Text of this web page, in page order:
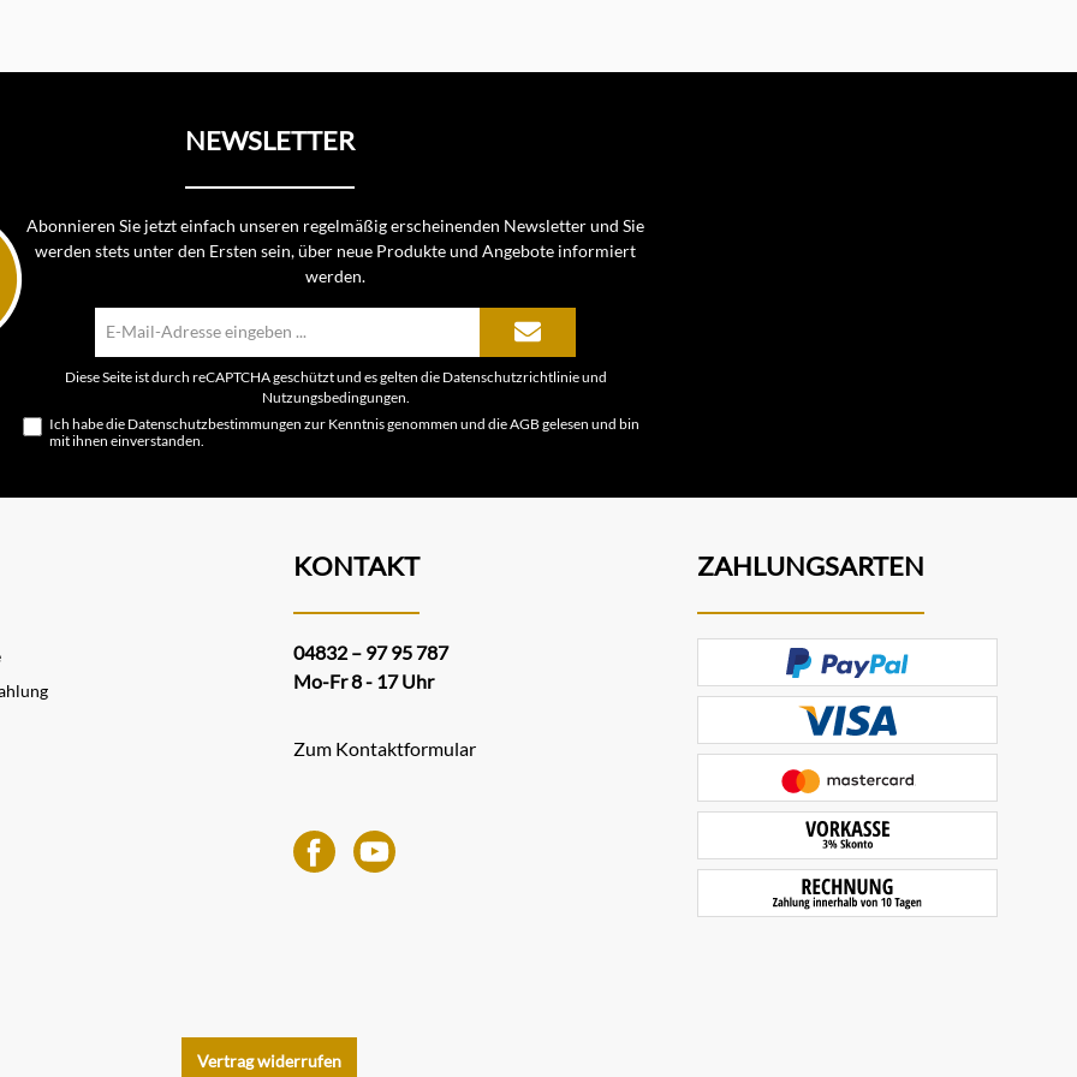
NEWSLETTER
Abonnieren Sie jetzt einfach unseren regelmäßig erscheinenden Newsletter und Sie
werden stets unter den Ersten sein, über neue Produkte und Angebote informiert
werden.
Mail-
Adresse*
Diese Seite ist durch reCAPTCHA geschützt und es gelten die Datenschutzrichtlinieund
Nutzungsbedingungen
Ich habe die Datenschutzbestimmungen zur Kenntnis genommen und dieAGB gelesen und bin
mit ihnen einverstanden.
KONTAKT
04832 – 97 95 787
Mo-Fr 8 - 17 Uhr
Zum Kontaktformular
ZAHLUNGSARTEN
Vertrag widerrufen